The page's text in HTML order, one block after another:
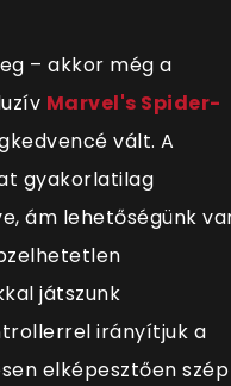
– akkor még a
Marvel's Spider-
vált. A
gyakorlatilag
ám lehetőségünk
játszunk
irányítjuk a
elképesztően szép